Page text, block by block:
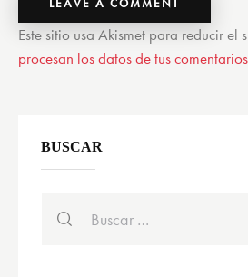
Este sitio usa Akismet para reducir el
procesan los datos de tus
BUSCAR